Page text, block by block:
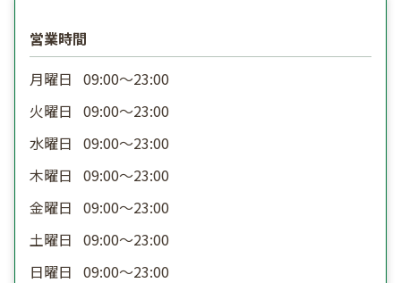
営業時間
月曜日 09:00〜23:00
火曜日 09:00〜23:00
水曜日 09:00〜23:00
木曜日 09:00〜23:00
金曜日 09:00〜23:00
土曜日 09:00〜23:00
日曜日 09:00〜23:00